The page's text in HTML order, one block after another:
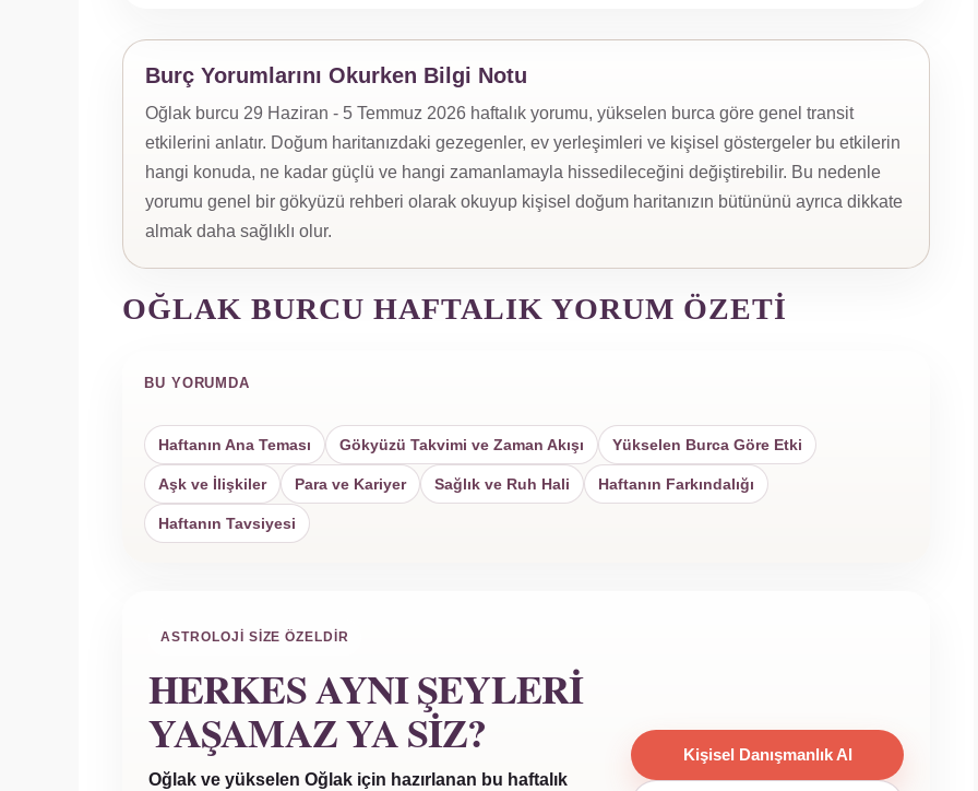
Burç Yorumlarını Okurken Bilgi Notu
Oğlak burcu 29 Haziran - 5 Temmuz 2026 haftalık yorumu, yükselen burca göre genel transit
etkilerini anlatır. Doğum haritanızdaki gezegenler, ev yerleşimleri ve kişisel göstergeler bu etkilerin
hangi konuda, ne kadar güçlü ve hangi zamanlamayla hissedileceğini değiştirebilir. Bu nedenle
yorumu genel bir gökyüzü rehberi olarak okuyup kişisel doğum haritanızın bütününü ayrıca dikkate
almak daha sağlıklı olur.
OĞLAK BURCU HAFTALIK YORUM ÖZETI
BU YORUMDA
Haftanın Ana Teması Gökyüzü Takvimi ve Zaman Akışı Yükselen Burca Göre Etki
Aşk ve İlişkiler Para ve Kariyer Sağlık ve Ruh Hali Haftanın Farkındalığı
Haftanın Tavsiyesi
ASTROLOJI SIZE ÖZELDIR
HERKES AYNI ŞEYLERI
YAŞAMAZ YA SIZ?
Oğlak ve yükselen Oğlak için hazırlanan bu haftalık
Kişisel Danışmanlık Al